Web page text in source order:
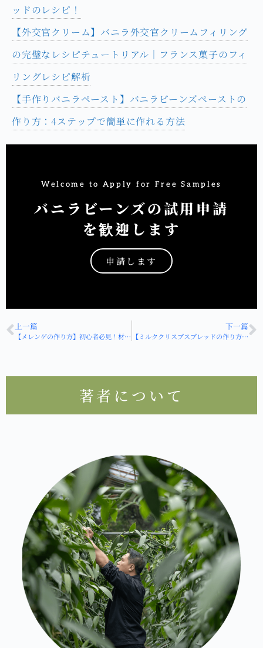
ッドのレシピ！
【外交官クリーム】バニラ外交官クリームフィリング
の完璧なレシピチュートリアル｜フランス菓子のフィ
リングレシピ解析
【手作りバニラペースト】バニラビーンズペーストの
作り方：4ステップで簡単に作れる方法
Welcome to Apply for Free Samples
バニラビーンズの試用申請
を歓迎します
申請します
HOT
上一篇
【メレンゲの作り方】初心者必見！材料の準備から保存方法まで、メレンゲ作りの完全ガイド！
下一篇
【ミルククリスプスプレッドの作り方】自家製バニラミルククリスプスプレッドはどう作る？3ステップで作る濃厚でふんわりしたバニラミルククリスプスプレッドのレシピ！
著者について